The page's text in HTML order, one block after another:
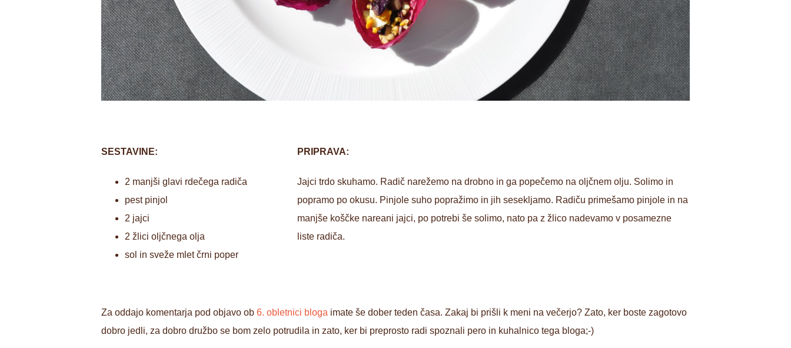
SESTAVINE:
2 manjši glavi rdečega radiča
pest pinjol
2 jajci
2 žlici oljčnega olja
sol in sveže mlet črni poper
PRIPRAVA:
Jajci trdo skuhamo. Radič narežemo na drobno in ga popečemo na oljčnem olju. Solimo in
popramo po okusu. Pinjole suho popražimo in jih sesekljamo. Radiču primešamo pinjole in na
manjše koščke nareani jajci, po potrebi še solimo, nato pa z žlico nadevamo v posamezne
liste radiča.
Za oddajo komentarja pod objavo ob 6. obletnici bloga imate še dober teden časa. Zakaj bi prišli k meni na večerjo? Zato, ker boste zagotovo
dobro jedli, za dobro družbo se bom zelo potrudila in zato, ker bi preprosto radi spoznali pero in kuhalnico tega bloga;-)